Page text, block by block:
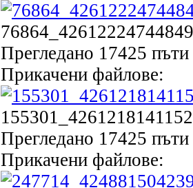
Прегледано 17425
Прикачени файлове:
Прегледано 17425
Прикачени файлове: